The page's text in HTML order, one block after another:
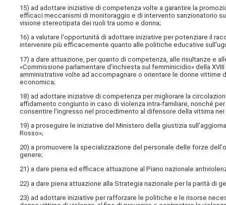
15) ad adottare iniziative di competenza volte a garantire la
efficaci meccanismi di monitoraggio e di intervento sanzionatorio
visione stereotipata dei ruoli tra uomo e donna;
16) a valutare l'opportunità di adottare iniziative per potenziare il
intervenire più efficacemente quanto alle politiche educative
17) a dare attuazione, per quanto di competenza, alle risultanze e
«Commissione parlamentare d'inchiesta sul femminicidio» della
amministrative volte ad accompagnare o orientare le donne
economica;
18) ad adottare iniziative di competenza per migliorare la
affidamento congiunto in caso di violenza intra-familiare, nonché
consentire l'ingresso nel procedimento al difensore della vittima
19) a proseguire le iniziative del Ministero della giustizia
Rosso»;
20) a promuovere la specializzazione del personale delle forze
genere;
21) a dare piena ed efficace attuazione al Piano nazionale
22) a dare piena attuazione alla Strategia nazionale per la parità di
23) ad adottare iniziative per rafforzare le politiche e le risorse